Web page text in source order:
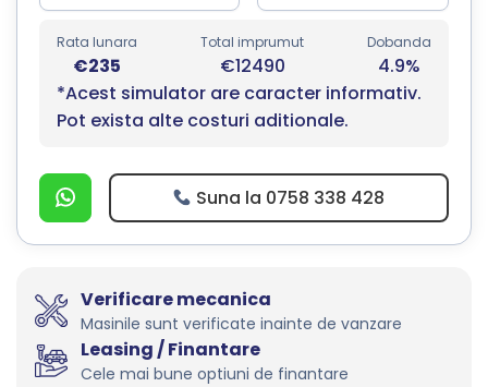
Rata lunara
€235
Total imprumut
€12490
Dobanda
4.9%
*Acest simulator are caracter informativ.
Pot exista alte costuri aditionale.
Suna la 0758 338 428
Verificare mecanica
Masinile sunt verificate inainte de vanzare
Leasing / Finantare
Cele mai bune optiuni de finantare